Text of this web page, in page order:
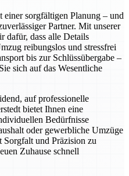
sorgfältigen Planung – und
Partner. Mit unserer
dafür, dass alle Details
reibungslos und stressfrei
bis zur Schlüssübergabe –
sich auf das Wesentliche
auf professionelle
bietet Ihnen eine
Bedürfnisse
oder gewerbliche Umzüge
Sorgfalt und Präzision zu
Zuhause schnell